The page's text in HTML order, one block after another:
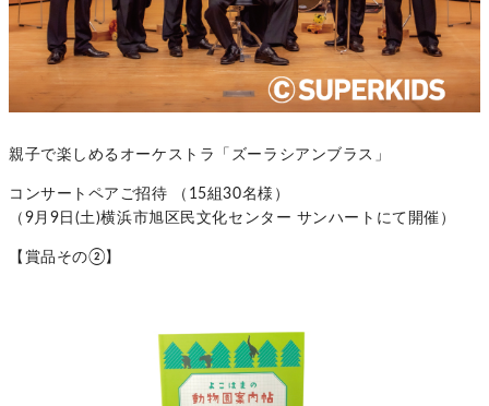
親子で楽しめるオーケストラ「ズーラシアンブラス」
コンサートペアご招待 （15組30名様）
（9月9日(土)横浜市旭区民文化センター サンハートにて開催）
【賞品その②】